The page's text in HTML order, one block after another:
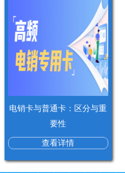
电销卡与普通卡：区分与重
要性
查看详情